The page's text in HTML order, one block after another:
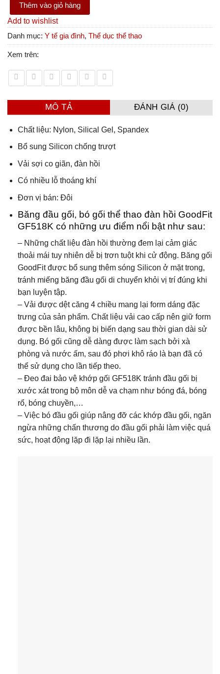
Thêm vào giỏ hàng
Add to wishlist
Danh mục: Y tế gia đình, Thể dục thể thao
Xem trên:
MÔ TẢ ĐÁNH GIÁ (0)
Chất liệu: Nylon, Silical Gel, Spandex
Bổ sung Silicon chống trượt
Vải sợi co giãn, đàn hồi
Có nhiều lỗ thoáng khí
Đơn vị bán: Đôi
Băng đầu gối, bó gối thể thao đàn hồi GoodFit
GF518K có những ưu điểm nổi bật như sau:
– Những chất liệu đàn hồi thường đem lại cảm giác
thoải mái tuy nhiên dễ bị trơn tuột khi cử động. Băng gối
GoodFit được bổ sung thêm sóng Silicon ở mặt trong,
tránh miếng băng đầu gối di chuyển khỏi vị trí đúng khi
bạn luyện tập.
– Vải được dệt căng 4 chiều mang lại form dáng đặc
trưng của sản phẩm. Chất liệu vải cao cấp nên giữ form
được bền lâu, không bị biến dạng sau thời gian dài sử
dụng. Bó gối cũng dễ dàng được làm sạch bởi xà
phòng và nước ấm, sau đó phơi khô ráo là bạn đã có
thể sử dụng cho lần tiếp theo.
– Đeo đai bảo vệ khớp gối GF518K tránh đầu gối bị
xước xát trong bộ môn dễ va chạm như bóng đá, bóng
rổ, bóng chuyền,…
– Việc bó đầu gối giúp nâng đỡ các khớp đầu gối, ngăn
ngừa những chấn thương do đầu gối phải làm việc quá
sức, hoạt động lặp đi lặp lại nhiều lần.